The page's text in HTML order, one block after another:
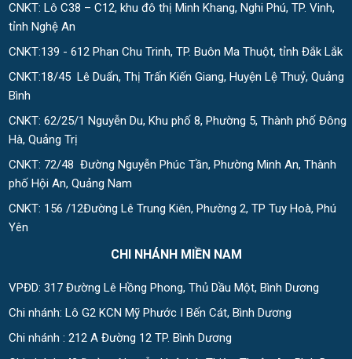
CNKT: Lô C38 – C12, khu đô thị Minh Khang, Nghi Phú, TP. Vinh,
tỉnh Nghệ An
CNKT:139 - 612 Phan Chu Trinh, TP. Buôn Ma Thuột, tỉnh Đắk Lắk
CNKT:18/45 Lê Duẩn, Thị Trấn Kiến Giang, Huyện Lệ Thuỷ, Quảng
Bình
CNKT: 62/25/1 Nguyễn Du, Khu phố 8, Phường 5, Thành phố Đông
Hà, Quảng Trị
CNKT: 72/48 Đường Nguyễn Phúc Tần, Phường Minh An, Thành
phố Hội An, Quảng Nam
CNKT: 156 /12Đường Lê Trung Kiên, Phường 2, TP Tuy Hoà, Phú
Yên
CHI NHÁNH MIỀN NAM
VPĐD: 317 Đường Lê Hồng Phong, Thủ Dầu Một, Bình Dương
Chi nhánh: Lô G2 KCN Mỹ Phước I Bến Cát, Bình Dương
Chi nhánh : 212 A Đường 12 TP. Bình Dương